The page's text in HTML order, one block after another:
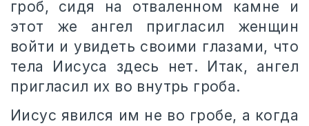
гроб, сидя на отваленном камне и
этот же ангел пригласил женщин
войти и увидеть своими глазами, что
тела Иисуса здесь нет. Итак, ангел
пригласил их во внутрь гроба.
Иисус явился им не во гробе, а когда